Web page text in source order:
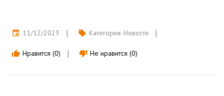
event 11/12/2023 local_offer Категория: Новости
thumb_up Нравится (0) thumb_down Не нравится (0)